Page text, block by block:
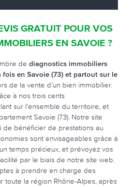
GRATUIT POUR VOS
EN SAVOIE ?
de diagnostics immobiliers
fois en Savoie (73) et partout sur le
de la vente d’un bien immobilier.
à nos trois cents
sur l’ensemble du territoire, et
Savoie (73). Notre site
de bénéficier de prestations au
sont envisageables grâce à
temps précieux, et prévoyez vos
par le biais de notre site web.
à prendre en charge des
toute la région Rhône-Alpes, après